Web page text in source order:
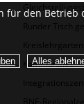
Runder Tisch
Kreislehrgarten
Kommunales
BNE-
für den Betrieb